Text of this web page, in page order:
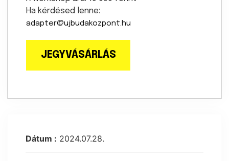
Ha kérdésed lenne:
adapter@ujbudakozpont.hu
JEGYVÁSÁRLÁS
Dátum : 2024.07.28.